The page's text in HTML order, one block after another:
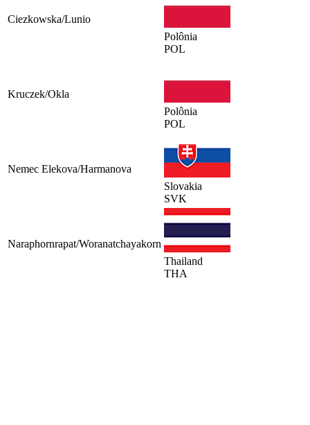
Ciezkowska/Lunio
Polônia
POL
Kruczek/Okla
Polônia
POL
Nemec Elekova/Harmanova
Slovakia
SVK
Naraphornrapat/Woranatchayakorn
Thailand
THA